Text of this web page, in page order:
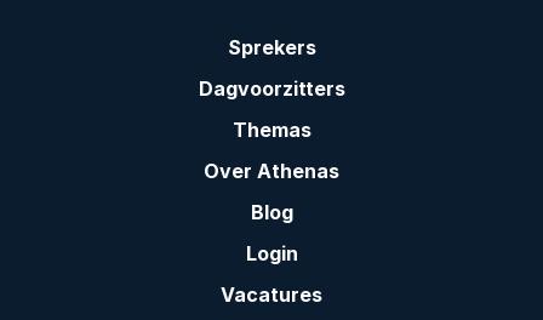
Sprekers
Dagvoorzitters
Themas
Over Athenas
Blog
Login
Vacatures